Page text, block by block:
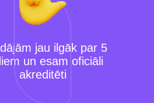
jau ilgāk par 5
un esam oficiāli
akreditēti